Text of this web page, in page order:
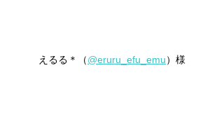
えるる＊（@eruru_efu_emu）様